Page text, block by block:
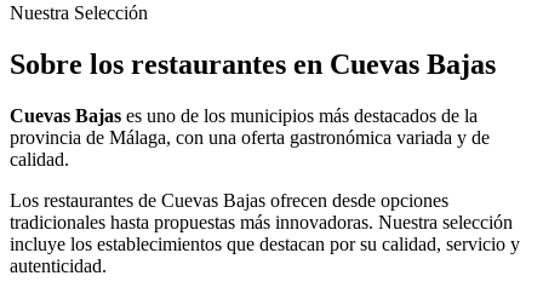
Nuestra Selección
Sobre los restaurantes en Cuevas Bajas
Cuevas Bajas es uno de los municipios más destacados de la
provincia de Málaga, con una oferta gastronómica variada y de
calidad.
Los restaurantes de Cuevas Bajas ofrecen desde opciones
tradicionales hasta propuestas más innovadoras. Nuestra selección
incluye los establecimientos que destacan por su calidad, servicio y
autenticidad.